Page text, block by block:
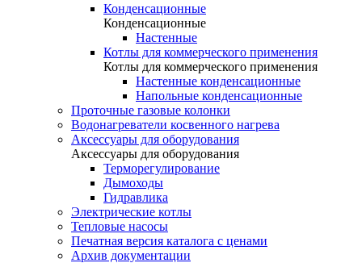
Конденсационные
Конденсационные
Настенные
Котлы для коммерческого применения
Котлы для коммерческого применения
Настенные конденсационные
Напольные конденсационные
Проточные газовые колонки
Водонагреватели косвенного нагрева
Аксессуары для оборудования
Аксессуары для оборудования
Терморегулирование
Дымоходы
Гидравлика
Электрические котлы
Тепловые насосы
Печатная версия каталога с ценами
Архив документации